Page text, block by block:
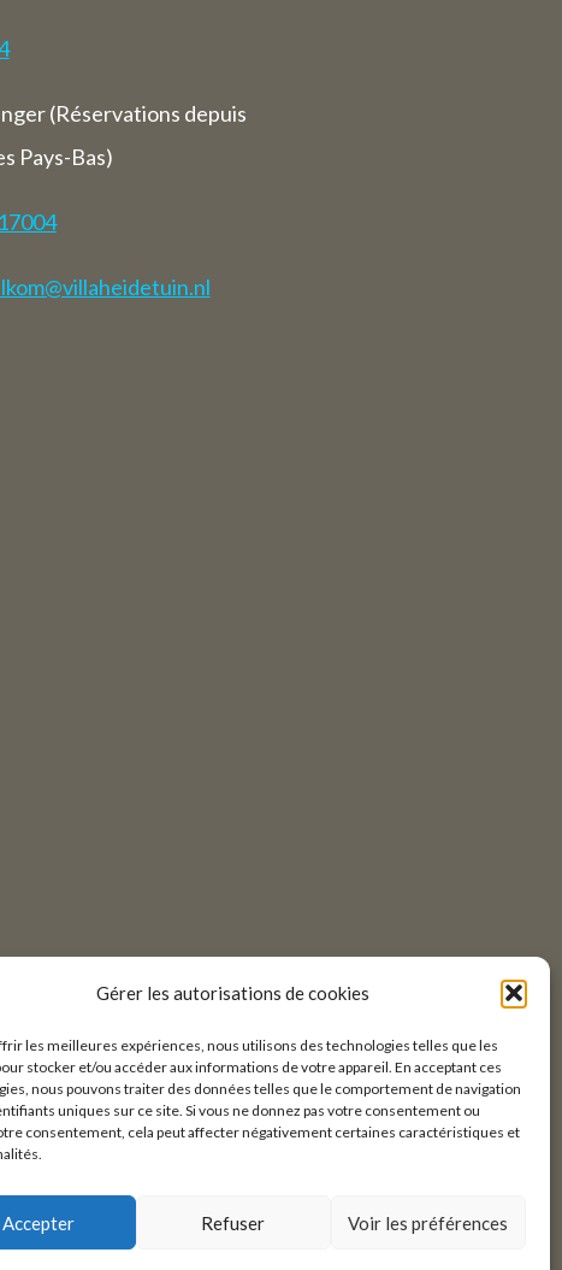
Gérer les autorisations de cookies
les meilleures expériences, nous utilisons des technologies telles que les
stocker et/ou accéder aux informations de votre appareil. En acceptant ces
nous pouvons traiter des données telles que le comportement de navigation
uniques sur ce site. Si vous ne donnez pas votre consentement ou
consentement, cela peut affecter négativement certaines caractéristiques et
Accepter Refuser Voir les préférences
(Réservations depuis
Pays-Bas)